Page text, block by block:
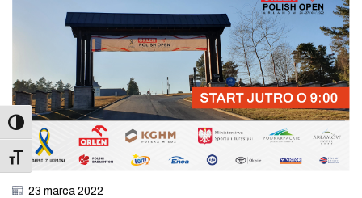
Toggle Font size
23 marca 2022